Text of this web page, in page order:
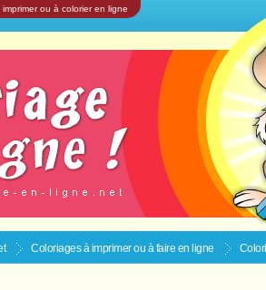
ou à colorier en ligne
Coloriages à imprimer ou à faire en ligne